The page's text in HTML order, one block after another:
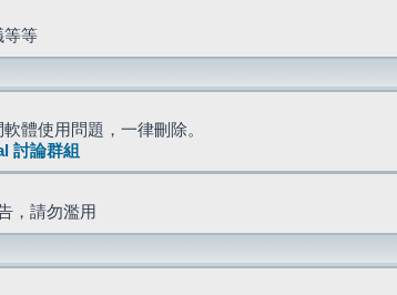
等等
體使用問題，一律刪除。
討論群組
，請勿濫用